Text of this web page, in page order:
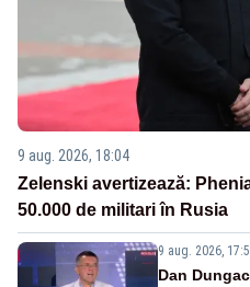
9 aug. 2026, 18:04
Zelenski avertizează:
50.000 de militari în Rusia
9 aug. 2026,
Dan